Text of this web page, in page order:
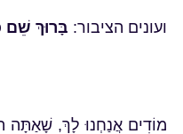
ועונים הציבור: בָּרוּךְ שֵׁם
מוֹדִים אֲנַחְנוּ לָךְ, שָׁאַתָּה